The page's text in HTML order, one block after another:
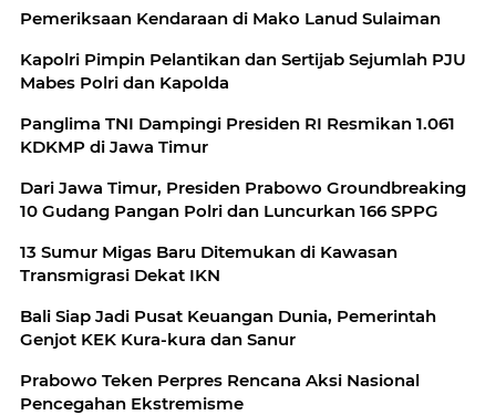
Pemeriksaan Kendaraan di Mako Lanud Sulaiman
Kapolri Pimpin Pelantikan dan Sertijab Sejumlah PJU
Mabes Polri dan Kapolda
Panglima TNI Dampingi Presiden RI Resmikan 1.061
KDKMP di Jawa Timur
Dari Jawa Timur, Presiden Prabowo Groundbreaking
10 Gudang Pangan Polri dan Luncurkan 166 SPPG
13 Sumur Migas Baru Ditemukan di Kawasan
Transmigrasi Dekat IKN
Bali Siap Jadi Pusat Keuangan Dunia, Pemerintah
Genjot KEK Kura-kura dan Sanur
Prabowo Teken Perpres Rencana Aksi Nasional
Pencegahan Ekstremisme